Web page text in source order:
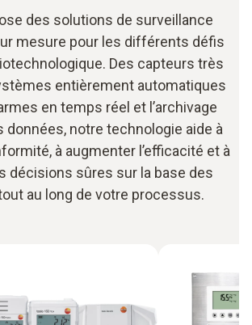
des solutions de surveillance
mesure pour les différents défis
Des capteurs très
entièrement automatiques
en temps réel et l’archivage
données, notre technologie aide à
à augmenter l’efficacité et à
décisions sûres sur la base des
au long de votre processus.